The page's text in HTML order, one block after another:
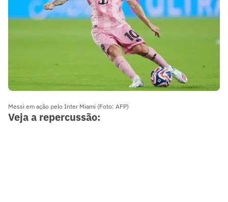
Messi em ação pelo Inter Miami (Foto: AFP)
Veja a repercussão: